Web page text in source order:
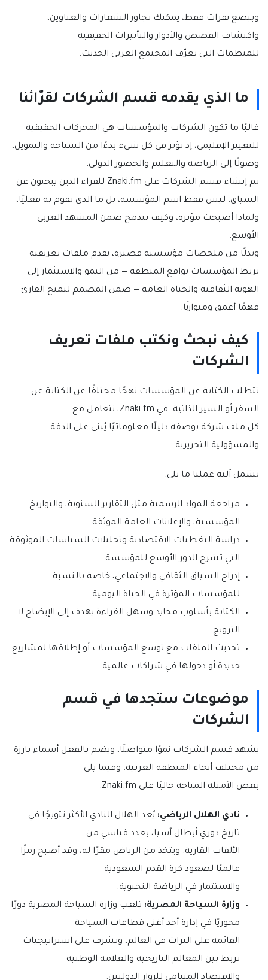
وببضع نقرات فقط، يمكنك تجاوز الشعارات والعناوين،
واكتشاف القصص والأدوار والتأثيرات الحقيقية
للمنظمات التي تعرّف المجتمع العربي الحديث.
ما الذي يقدمه قسم الشركات لقرّائنا
غالبًا ما تكون الشركات والمؤسسات هي المحركات الحقيقية
للتغيير الإقليمي، إذ تؤثر في كل شيء بدءًا من السياحة والتمويل،
وصولًا إلى الرياضة والتعليم والحضور الدولي.
تم إنشاء قسم الشركات على Znaki.fm للقراء الذين يبحثون عن
السياق: ليس فقط اسم المؤسسة، بل ما الذي تقوم به فعليًا،
ولماذا أصبحت مؤثرة، وكيف تندمج ضمن المشهد العربي
الأوسع.
وبدلًا من ملخصات مؤسسية قصيرة، نقدم ملفات تعريفية
تربط المؤسسات بواقع المنطقة — من النمو والاستثمار إلى
الهوية الثقافية والحياة العامة — ضمن المصمم ليمنح القارئ
فهمًا أعمق ومتوازنًا.
كيف نبحث ونكتب ملفات تعريف
الشركات
تتطلب الكتابة عن المؤسسات نهجًا مختلفًا عن الكتابة عن
السفر أو السير الذاتية. في Znaki.fm، نتعامل مع
كل ملف شركة بوصفه دليلًا معلوماتيًا يُبنى على الدقة
والمسؤولية التحريرية.
تشمل آلية عملنا ما يلي:
مراجعة المواد الرسمية مثل التقارير السنوية، والتواريخ
المؤسسية، والإعلانات العامة الموثقة
دراسة التغطيات الاقتصادية وتحليلات السياسات الموثوقة
التي تشرح الدور الأوسع للمؤسسة
إدراج السياق الثقافي والاجتماعي، خاصة بالنسبة
للمؤسسات المؤثرة في الحياة اليومية
الكتابة بأسلوب محايد وسهل القراءة يهدف إلى الإيضاح لا
الترويج
تحديث الملفات مع توسع المؤسسات أو إطلاقها لمشاريع
جديدة أو دخولها في شراكات عالمية
موضوعات ستجدها في قسم
الشركات
يشهد قسم الشركات نموًا متواصلًا، ويضم بالفعل أسماء بارزة
من مختلف أنحاء المنطقة العربية. وفيما يلي
بعض الأمثلة المتاحة حاليًا على Znaki.fm:
نادي الهلال الرياضي: يُعد الهلال النادي الأكثر تتويجًا في
تاريخ دوري أبطال آسيا، بعدد قياسي من
الألقاب القارية. ويتخذ من الرياض مقرًا له، وقد أصبح رمزًا
عالميًا لصعود كرة القدم السعودية
والاستثمار في الرياضة النخبوية.
وزارة السياحة المصرية: تلعب وزارة السياحة المصرية دورًا
محوريًا في إدارة أحد أغنى قطاعات السياحة
القائمة على التراث في العالم، وتشرف على استراتيجيات
تربط بين المعالم التاريخية والعلامة الوطنية
والاقتصاد المتنامي للزوار الدوليين.